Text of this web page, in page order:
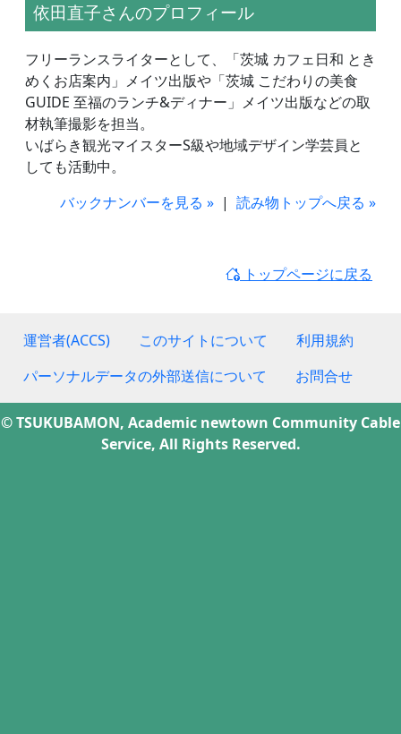
依田直子さんのプロフィール
フリーランスライターとして、「茨城 カフェ日和 とき
めくお店案内」メイツ出版や「茨城 こだわりの美食
GUIDE 至福のランチ&ディナー」メイツ出版などの取
材執筆撮影を担当。
いばらき観光マイスターS級や地域デザイン学芸員と
しても活動中。
バックナンバーを見る » | 読み物トップへ戻る »
トップページに戻る
運営者(ACCS) このサイトについて
利用規約
パーソナルデータの外部送信について
お問合せ
© TSUKUBAMON, Academic newtown Community Cable
Service, All Rights Reserved.